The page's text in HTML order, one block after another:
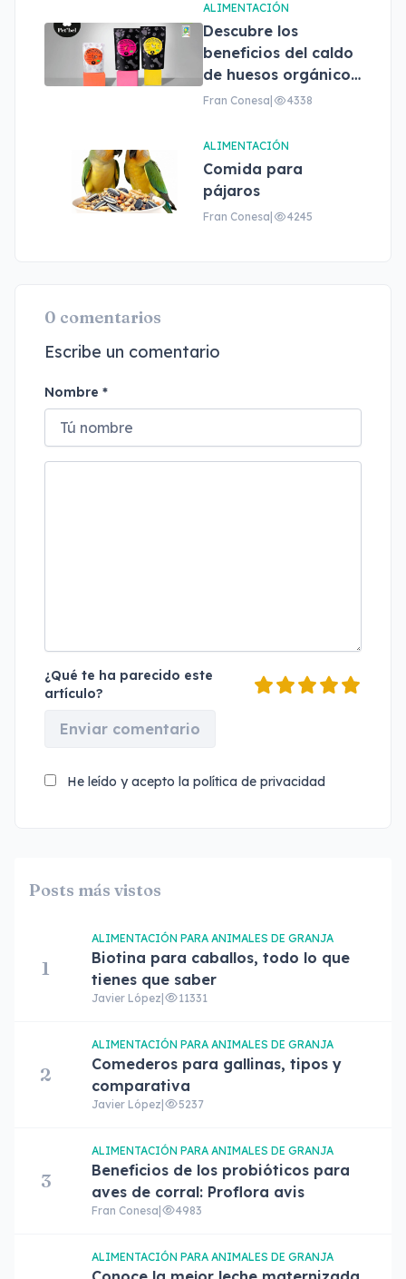
ALIMENTACIÓN
Descubre los
beneficios del caldo
de huesos orgánicos
para perros Pet'bel
Fran Conesa 4338
ALIMENTACIÓN
Comida para
pájaros
Fran Conesa 4245
0 comentarios
Escribe un comentario
Nombre *
¿Qué te ha parecido este
artículo?
Enviar comentario
He leído y acepto la política de privacidad
Posts más vistos
1
ALIMENTACIÓN PARA ANIMALES DE GRANJA
Biotina para caballos, todo lo que
tienes que saber
Javier López 11331
2
ALIMENTACIÓN PARA ANIMALES DE GRANJA
Comederos para gallinas, tipos y
comparativa
Javier López 5237
3
ALIMENTACIÓN PARA ANIMALES DE GRANJA
Beneficios de los probióticos para
aves de corral: Proflora avis
Fran Conesa 4983
ALIMENTACIÓN PARA ANIMALES DE GRANJA